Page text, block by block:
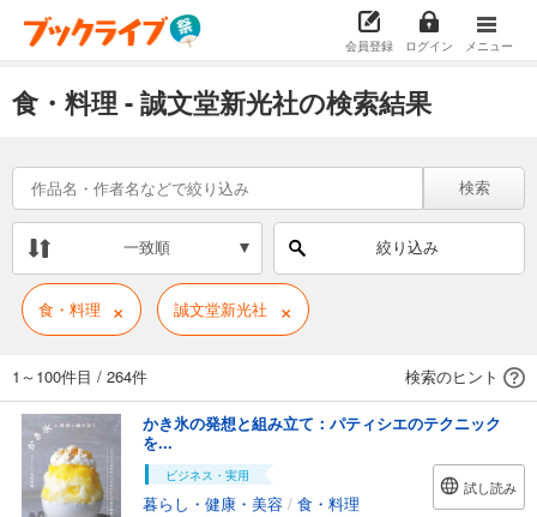
会員登録 ログイン メニュー
食・料理 - 誠文堂新光社の検索結果
検索
一致順 絞り込み
食・料理 × 誠文堂新光社 ×
1～100件目 / 264件 検索のヒント
かき氷の発想と組み立て：パティシエのテクニック
を...
ビジネス・実用
暮らし・健康・美容 / 食・料理
試し読み